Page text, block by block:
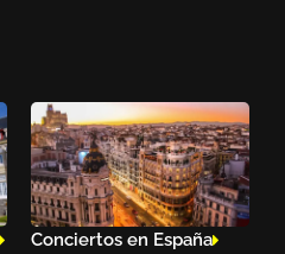
Conciertos en España